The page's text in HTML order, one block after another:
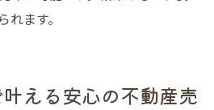
産売却に与えるメリット
ます。
える安心の不動産売